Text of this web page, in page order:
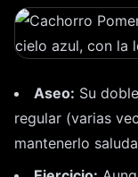
Aseo: Su
regular (varias
mantenerlo